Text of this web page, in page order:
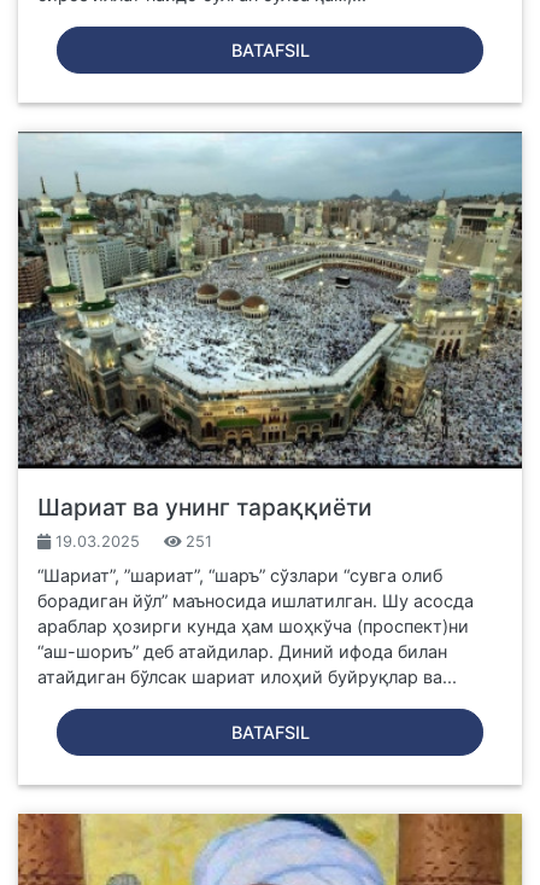
BATAFSIL
Шариат ва унинг тараққиёти
19.03.2025 251
“Шариат”, ”шариат”, “шаръ” сўзлари “сувга олиб
борадиган йўл” маъносида ишлатилган. Шу асосда
араблар ҳозирги кунда ҳам шоҳкўча (проспект)ни
“аш-шориъ” деб атайдилар. Диний ифода билан
атайдиган бўлсак шариат илоҳий буйруқлар ва...
BATAFSIL